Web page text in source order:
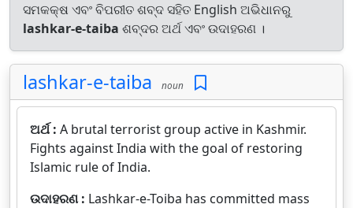
ସମକକ୍ଷ ଏବଂ ବିପରୀତ ଶବ୍ଦ ସହିତ English ଅଭିଧାନରୁ
lashkar-e-taiba ଶବ୍ଦର ଅର୍ଥ ଏବଂ ଉଦାହରଣ ।
lashkar-e-taiba noun
ଅର୍ଥ : A brutal terrorist group active in Kashmir.
Fights against India with the goal of restoring
Islamic rule of India.
ଉଦାହରଣ : Lashkar-e-Toiba has committed mass